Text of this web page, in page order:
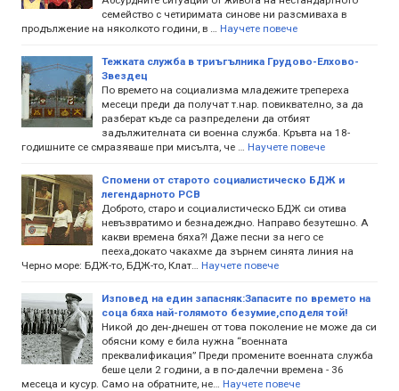
семейство с четиримата синове ни разсмиваха в
продължение на няколкото години, в …
Научете повече
Тежката служба в триъгълника Грудово-Елхово-
Звездец
По времето на социализма младежите трепереха
месеци преди да получат т.нар. повиквателно, за да
разберат къде са разпределени да отбият
задължителната си военна служба. Кръвта на 18-
годишните се смразяваше при мисълта, че …
Научете повече
Спомени от старото социалистическо БДЖ и
легендарното РСВ
Доброто, старо и социалистическо БДЖ си отива
невъзвратимо и безнадеждно. Направо безутешно. А
какви времена бяха?! Даже песни за него се
пееха,докато чакахме да зърнем синята линия на
Черно море: БДЖ-то, БДЖ-то, Клат…
Научете повече
Изповед на един запасняк:Запасите по времето на
соца бяха най-голямото безумие,споделя той!
Никой до ден-днешен от това поколение не може да си
обясни кому е била нужна “военната
преквалификация” Преди промените военната служба
беше цели 2 години, а в по-далечни времена - 36
месеца и кусур. Само на обратните, не…
Научете повече